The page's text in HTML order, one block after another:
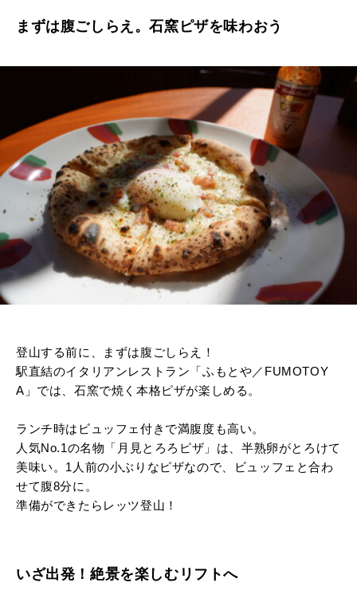
まずは腹ごしらえ。石窯ピザを味わおう
登山する前に、まずは腹ごしらえ！
駅直結のイタリアンレストラン「ふもとや／FUMOTOY
A」では、石窯で焼く本格ピザが楽しめる。
ランチ時はビュッフェ付きで満腹度も高い。
人気No.1の名物「月見とろろピザ」は、半熟卵がとろけて
美味い。1人前の小ぶりなピザなので、ビュッフェと合わ
せて腹8分に。
準備ができたらレッツ登山！
いざ出発！絶景を楽しむリフトへ